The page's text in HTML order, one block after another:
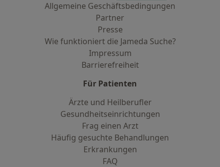
Allgemeine Geschäftsbedingungen
Partner
Presse
Wie funktioniert die Jameda Suche?
Impressum
Barrierefreiheit
Für Patienten
Ärzte und Heilberufler
Gesundheitseinrichtungen
Frag einen Arzt
Häufig gesuchte Behandlungen
Erkrankungen
FAQ